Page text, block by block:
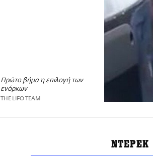
Πρώτο βήμα η επιλογή των
ενόρκων
THE LIFO TEAM
ΝΤΕΡΕΚ